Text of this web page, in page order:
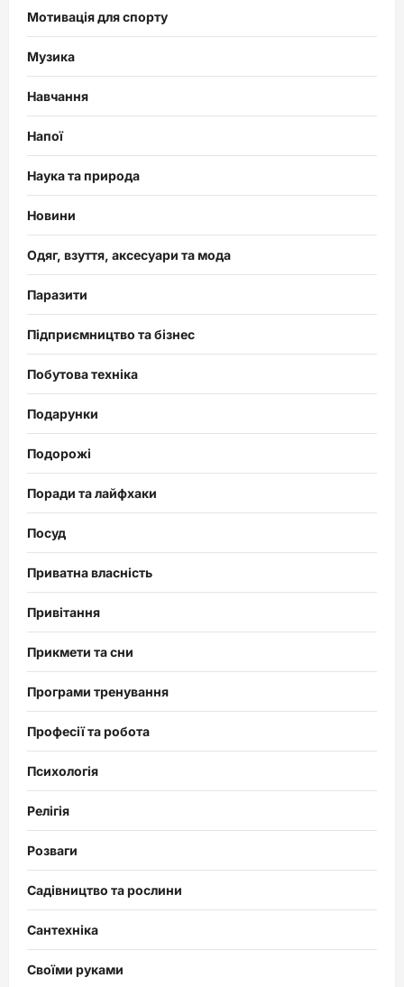
Мотивація для спорту
Музика
Навчання
Напої
Наука та природа
Новини
Одяг, взуття, аксесуари та мода
Паразити
Підприємництво та бізнес
Побутова техніка
Подарунки
Подорожі
Поради та лайфхаки
Посуд
Приватна власність
Привітання
Прикмети та сни
Програми тренування
Професії та робота
Психологія
Релігія
Розваги
Садівництво та рослини
Сантехніка
Своїми руками